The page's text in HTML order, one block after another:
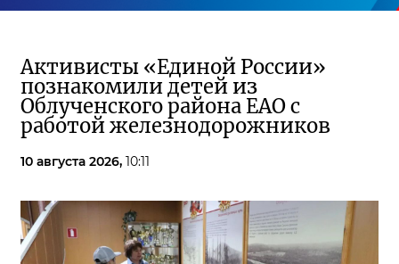
Активисты «Единой России»
познакомили детей из
Облученского района ЕАО с
работой железнодорожников
10 августа 2026, 10:11